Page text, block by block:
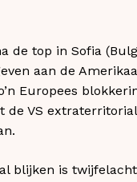
de top in Sofia
aan de
Europees
de VS
blijken is